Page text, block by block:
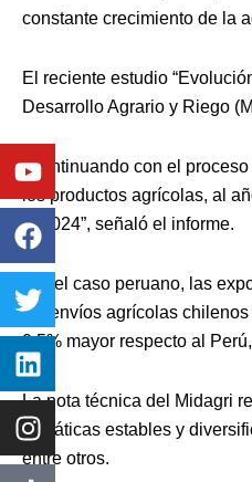
constante crecimiento de la
El reciente estudio
Desarrollo Agrario y Riego
“Continuando con el
los productos agrícolas, al
al 2024”, señaló el informe.
“En el caso peruano, las
los envíos agrícolas
0.5% mayor respecto al
La nota técnica del Midagri
climáticas estables y
entre otros.
Youtube
Facebook
Twitter
Linkedin
Instagram